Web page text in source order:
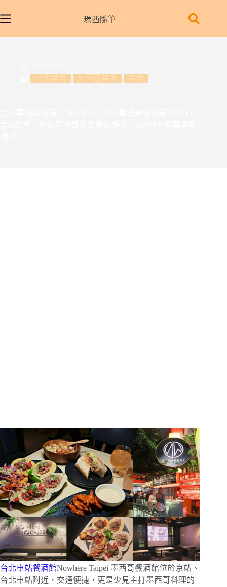
至
瑪西隨筆
台北車站餐酒館Nowhere Taipei 墨西哥餐酒館位於京站、
台北車站附近，交通便捷，更是少見主打墨西哥料理的